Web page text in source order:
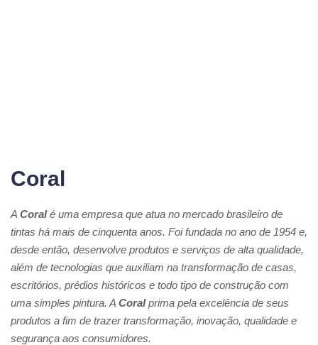
Coral
A Coralé uma empresa que atua no mercado brasileiro de
tintas há mais de cinquenta anos. Foi fundada no ano de 1954 e,
desde então, desenvolve produtos e serviços de alta qualidade,
além de tecnologias que auxiliam na transformação de casas,
escritórios, prédios históricos e todo tipo de construção com
uma simples pintura. A Coralprima pela excelência de seus
produtos a fim de trazer transformação, inovação, qualidade e
segurança aos consumidores.